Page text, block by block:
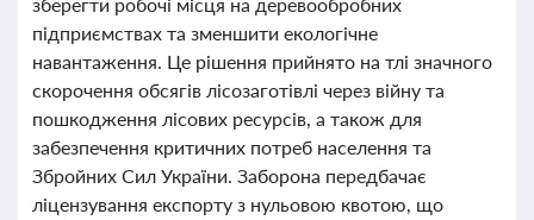
підприємствах та зменшити екологічне
навантаження. Це рішення прийнято на тлі значного
скорочення обсягів лісозаготівлі через війну та
пошкодження лісових ресурсів, а також для
забезпечення критичних потреб населення та
Збройних Сил України. Заборона передбачає
ліцензування експорту з нульовою квотою, що